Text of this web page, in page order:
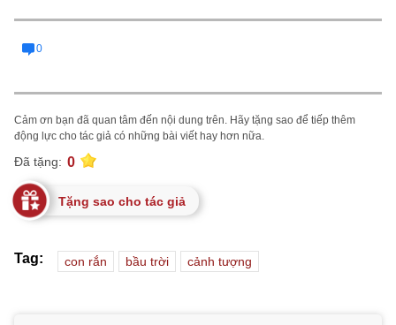
0
Cảm ơn bạn đã quan tâm đến nội dung trên. Hãy tặng sao để tiếp thêm
động lực cho tác giả có những bài viết hay hơn nữa.
Đã tặng: 0
Tặng sao cho tác giả
Tag: con rắn bầu trời cảnh tượng